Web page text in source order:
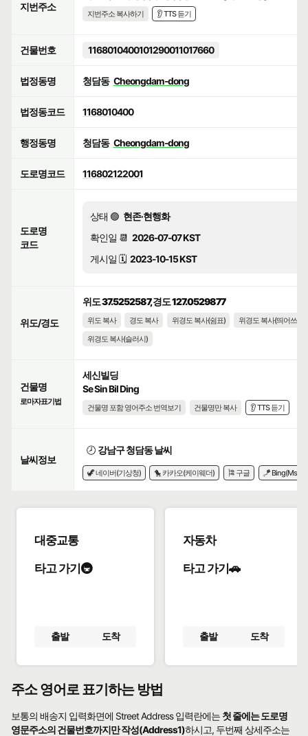
지번주소
지번주소 복사하기 👂 TTS 듣기
건물번호 1168010400101290011017660
법정동명 청담동 Cheongdam-dong
법정동코드 1168010400
행정동명 청담동 Cheongdam-dong
도로명코드 116802122001
도로명
코드
상태 🟢 현존·현행화
확인일 📆 2026-07-07 KST
게시일 🗓️ 2023-10-15 KST
위도/경도
위도 37.5252587, 경도 127.0529877
위도 복사 경도 복사 위경도 복사(쉼표)
위경도 복사(띄어쓰기)
위경도 복사(슬러시)
건물명
로마자표기법
세신빌딩
Se Sin Bil Ding
건물명 포함 영어주소 번역보기 건물명만 복사 👂 TTS 듣기
날씨정보
🕗 강남구 청담동 날씨
🦖 네이버(기상청) 🐤 카카오(케이웨더) 🎏 구글 🪁 Bing(Msn)
대중교통
타고 가기🚇
출발 도착
자동차
타고 가기🚗
출발 도착
주소 영어로 표기하는 방법
보통의 배송지 입력화면에 Street Address 입력란에는 첫 줄에는 도로명
영문주소의 건물번호까지만 작성(Address1)하시고, 두번째 상세주소는